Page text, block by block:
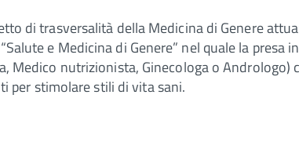
di trasversalità della Medicina di Genere
e Medicina di Genere” nel quale la presa
Medico nutrizionista, Ginecologa o
per stimolare stili di vita sani.